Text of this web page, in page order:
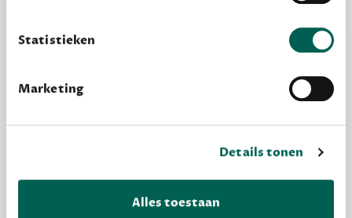
Statistieken
Marketing
Details tonen
Alles toestaan
MAAK GRATIS KENNIS